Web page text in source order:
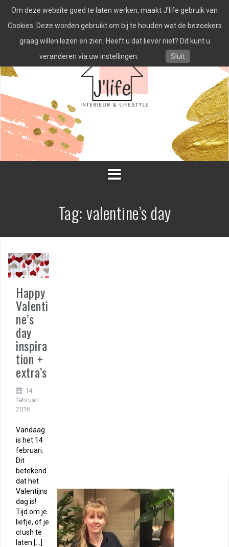
naar
inhoud
Tag:valentine’s day
Happy
Valenti
ne’s
day
inspira
tion +
extra’s
14
februari
2016
Vandaag
is het 14
februari.
Dit
betekend
dat het
Valentijns
dag is!
Tijd om je
liefje, of je
crush te
laten […]
Om deze website goed te laten werken, maakt J'life gebruik van
Cookies. Deze worden gebruikt om bij te houden wat de bezoekers
graag willen lezen en zien. Heeft u dat liever niet? Dit kunt u
veranderen via uw instellingen.
Sluit